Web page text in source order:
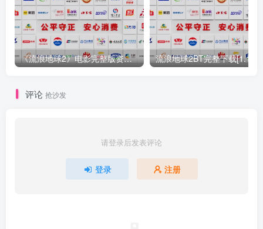
《流浪地球2》电影完整版资源在线观看「高清中字」迅雷
评论 抢沙发
请登录后发表评论
登录 注册